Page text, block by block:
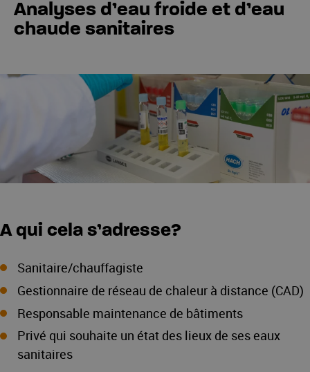
Analyses d’eau froide et d’eau
chaude sanitaires
A qui cela s’adresse?
Sanitaire/chauffagiste
Gestionnaire de réseau de chaleur à distance (CAD)
Responsable maintenance de bâtiments
Privé qui souhaite un état des lieux de ses eaux
sanitaires